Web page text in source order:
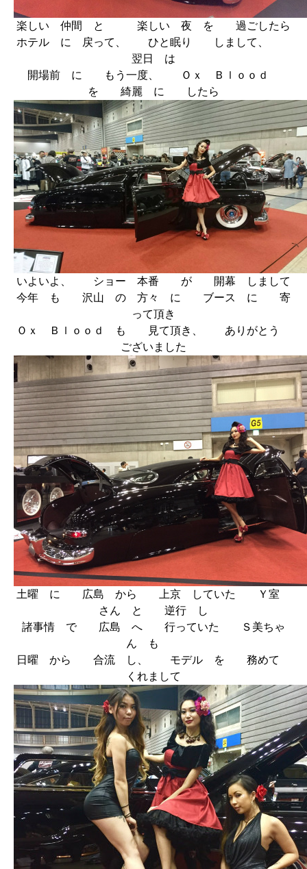
楽しい 仲間 と 楽しい 夜 を 過ごしたら
ホテル に 戻って、 ひと眠り しまして、
翌日 は
開場前 に もう一度、 Ｏｘ Ｂｌｏｏｄ
を 綺麗 に したら
いよいよ、 ショー 本番 が 開幕 しまして
今年 も 沢山 の 方々 に ブース に 寄
って頂き
Ｏｘ Ｂｌｏｏｄ も 見て頂き、 ありがとう
ございました
土曜 に 広島 から 上京 していた Ｙ室
さん と 逆行 し
諸事情 で 広島 へ 行っていた Ｓ美ちゃ
ん も
日曜 から 合流 し、 モデル を 務めて
くれまして